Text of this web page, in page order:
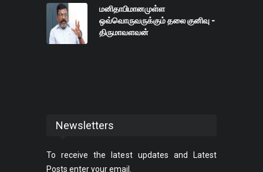
மனிதாபிமானமுள்ள
ஒவ்வொருவருக்கும் தலை குனிவு -
திருமாவளவன்
Newsletters
To receive the latest updates and Latest
Posts enter your email.